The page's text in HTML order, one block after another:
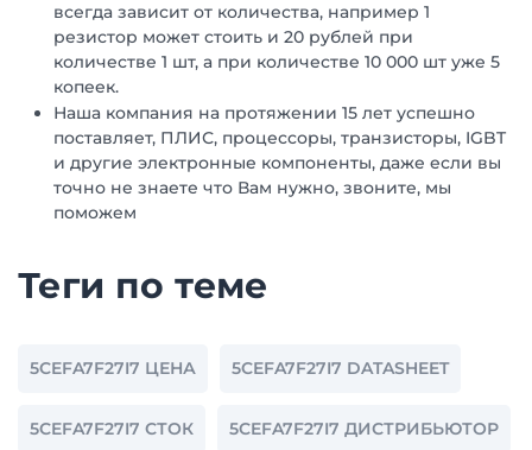
всегда зависит от количества, например 1
резистор может стоить и 20 рублей при
количестве 1 шт, а при количестве 10 000 шт уже 5
копеек.
Наша компания на протяжении 15 лет успешно
поставляет, ПЛИС, процессоры, транзисторы, IGBT
и другие электронные компоненты, даже если вы
точно не знаете что Вам нужно, звоните, мы
поможем
Теги по теме
5CEFA7F27I7 ЦЕНА 5CEFA7F27I7 DATASHEET
5CEFA7F27I7 СТОК 5CEFA7F27I7 ДИСТРИБЬЮТОР